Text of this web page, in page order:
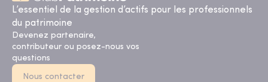
L’essentiel de la gestion d’actifs pour les professionnels
du patrimoine
Devenez partenaire,
contributeur ou posez-nous vos
questions
Nous contacter